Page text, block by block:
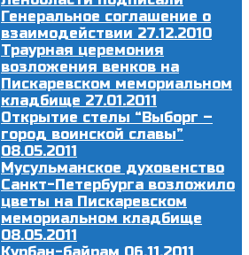
Генеральное соглашение о
взаимодействии 27.12.2010
Траурная церемония
возложения венков на
Пискаревском мемориальном
кладбище 27.01.2011
Открытие стелы “Выборг –
город воинской славы”
08.05.2011
Мусульманское духовенство
Санкт-Петербурга возложило
цветы на Пискаревском
мемориальном кладбище
08.05.2011